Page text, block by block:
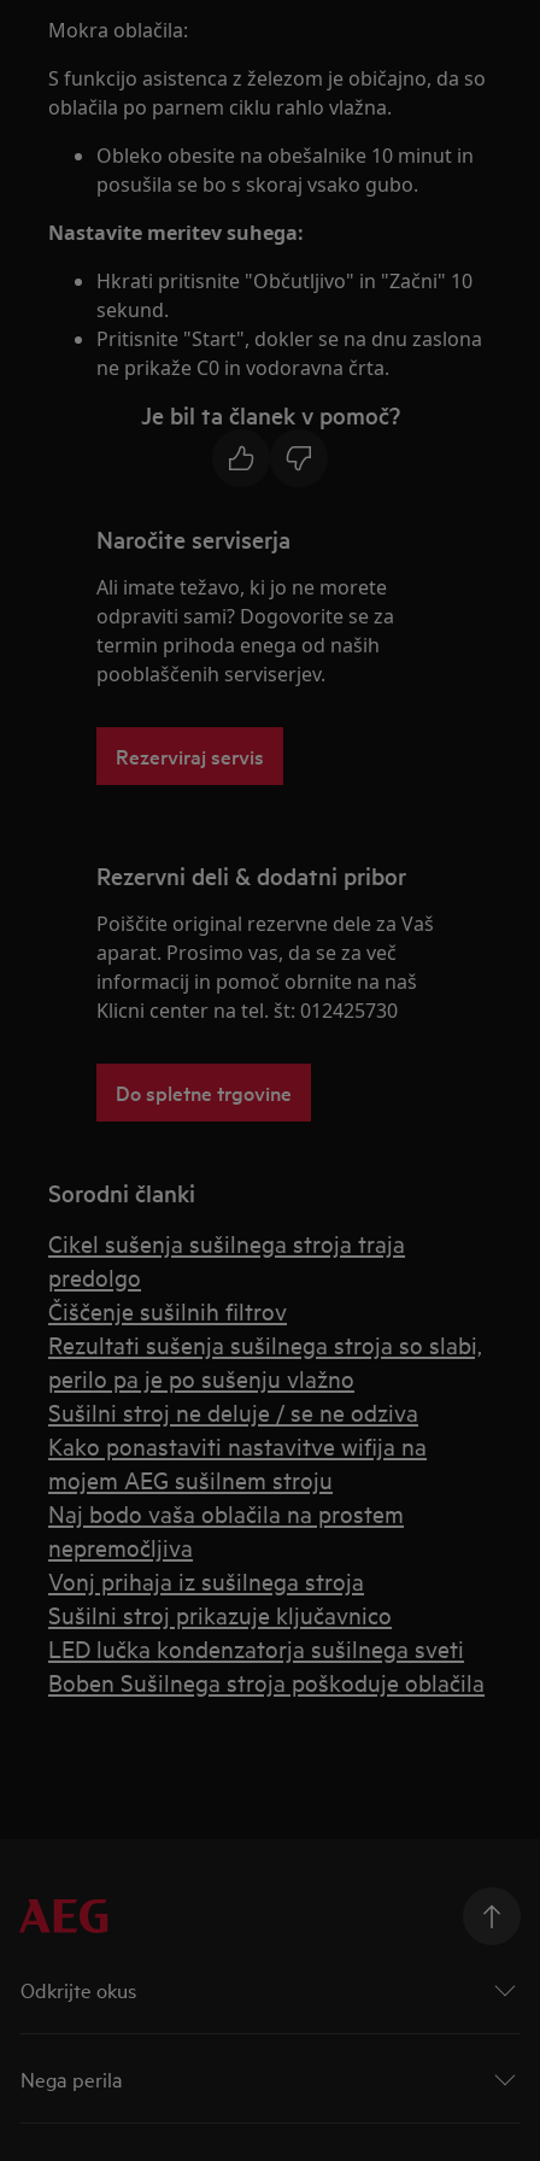
Mokra oblačila:
S funkcijo asistenca z železom je običajno, da so
oblačila po parnem ciklu rahlo vlažna.
Obleko obesite na obešalnike 10 minut in
posušila se bo s skoraj vsako gubo.
Nastavite meritev suhega:
Hkrati pritisnite "Občutljivo" in "Začni" 10
sekund.
Pritisnite "Start", dokler se na dnu zaslona
ne prikaže C0 in vodoravna črta.
Je bil ta članek v pomoč?
Naročite serviserja
Ali imate težavo, ki jo ne morete
odpraviti sami? Dogovorite se za
termin prihoda enega od naših
pooblaščenih serviserjev.
Rezerviraj servis
Rezervni deli & dodatni pribor
Poiščite original rezervne dele za Vaš
aparat. Prosimo vas, da se za več
informacij in pomoč obrnite na naš
Klicni center na tel. št: 012425730
Do spletne trgovine
Sorodni članki
Cikel sušenja sušilnega stroja traja
predolgo
Čiščenje sušilnih filtrov
Rezultati sušenja sušilnega stroja so slabi,
perilo pa je po sušenju vlažno
Sušilni stroj ne deluje / se ne odziva
Kako ponastaviti nastavitve wifija na
mojem AEG sušilnem stroju
Naj bodo vaša oblačila na prostem
nepremočljiva
Vonj prihaja iz sušilnega stroja
Sušilni stroj prikazuje ključavnico
LED lučka kondenzatorja sušilnega sveti
Boben Sušilnega stroja poškoduje oblačila
Odkrijte okus
Nega perila